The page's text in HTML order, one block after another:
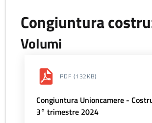
Congiuntura
Volumi
PDF (132KB)
Congiuntura Unioncamere -
3° trimestre 2024